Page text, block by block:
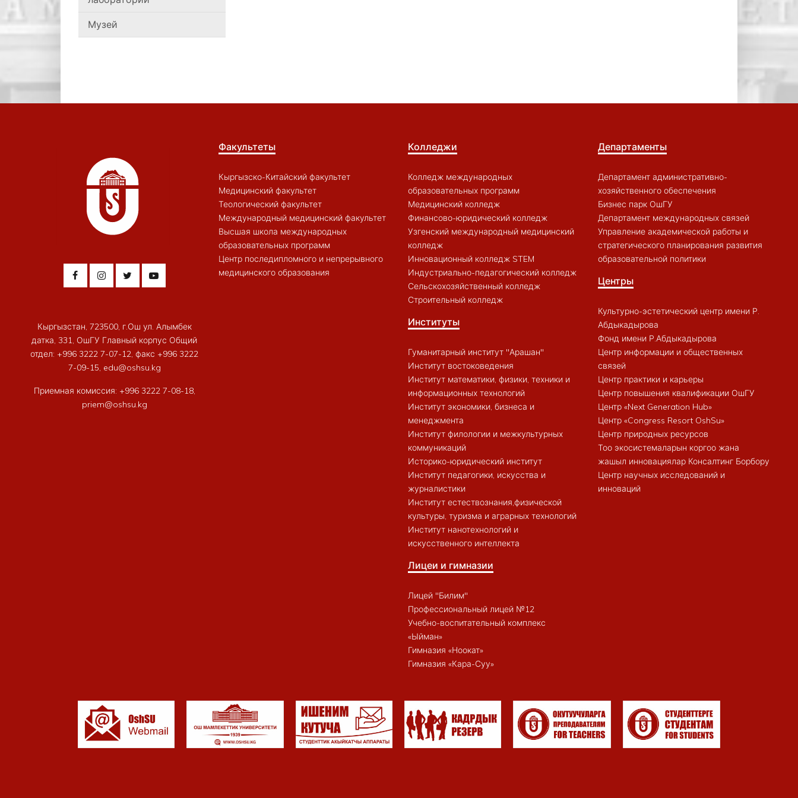
Музей
Кыргызстан, 723500, г.Ош ул. Алымбек
датка, 331, ОшГУ Главный корпус Общий
отдел: +996 3222 7-07-12, факс +996 3222
7-09-15, edu@oshsu.kg
Приемная комиссия: +996 3222 7-08-18,
priem@oshsu.kg
Факультеты
Кыргызско-Китайский факультет
Медицинский факультет
Теологический факультет
Международный медицинский факультет
Высшая школа международных
образовательных программ
Центр последипломного и непрерывного
медицинского образования
Колледжи
Колледж международных
образовательных программ
Медицинский колледж
Финансово-юридический колледж
Узгенский международный медицинский
колледж
Инновационный колледж STEM
Индустриально-педагогический колледж
Сельскохозяйственный колледж
Строительный колледж
Институты
Гуманитарный институт "Арашан"
Институт востоковедения
Институт математики, физики, техники и
информационных технологий
Институт экономики, бизнеса и
менеджмента
Институт филологии и межкультурных
коммуникаций
Историко-юридический институт
Институт педагогики, искусства и
журналистики
Институт естествознания,физической
культуры, туризма и аграрных технологий
Институт нанотехнологий и
искусственного интеллекта
Лицеи и гимназии
Лицей "Билим"
Профессиональный лицей №12
Учебно-воспитательный комплекс
«Ыйман»
Гимназия «Ноокат»
Гимназия «Кара-Суу»
Департаменты
Департамент административно-
хозяйственного обеспечения
Бизнес парк ОшГУ
Департамент международных связей
Управление академической работы и
стратегического планирования развития
образовательной политики
Центры
Культурно-эстетический центр имени Р.
Абдыкадырова
Фонд имени Р.Абдыкадырова
Центр информации и общественных
связей
Центр практики и карьеры
Центр повышения квалификации ОшГУ
Центр «Next Generation Hub»
Центр «Congress Resort OshSu»
Центр природных ресурсов
Тоо экосистемаларын коргоо жана
жашыл инновациялар Консалтинг Борбору
Центр научных исследований и
инноваций